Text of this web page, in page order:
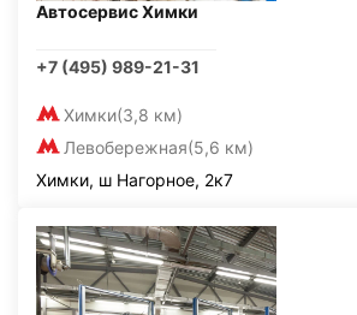
Автосервис Химки
+7 (495) 989-21-31
Химки(3,8 км)
Левобережная(5,6 км)
Химки, ш Нагорное, 2к7